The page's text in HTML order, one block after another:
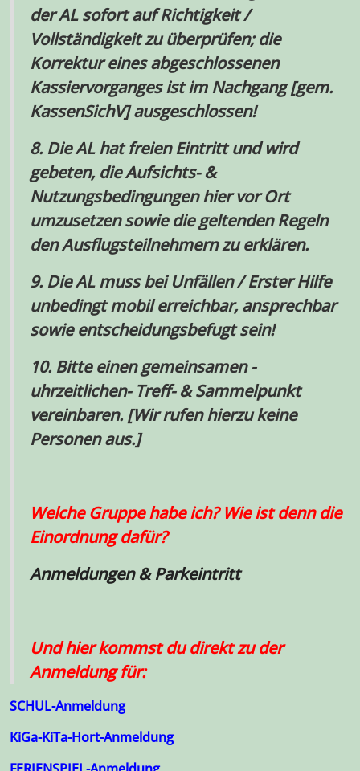
derALsofort auf Richtigkeit /
Vollständigkeit zu überprüfen; die
Korrektur eines abgeschlossenen
Kassiervorganges ist im Nachgang [gem.
KassenSichV] ausgeschlossen!
8. DieALhat freien Eintritt und wird
gebeten, die Aufsichts-&
Nutzungsbedingungen hier vor Ort
umzusetzen sowie die geltenden Regeln
den Ausflugsteilnehmern zu erklären.
9. DieALmuss bei Unfällen / Erster Hilfe
unbedingt mobil erreichbar, ansprechbar
sowie entscheidungsbefugt sein!
10. Bitte einen gemeinsamen -
uhrzeitlichen-Treff-&Sammelpunkt
vereinbaren. [Wir rufen hierzukeine
Personen aus.]
Welche Gruppe habe ich? Wie ist denn die
Einordnung dafür?
Anmeldungen & Parkeintritt
Und hier kommst du direkt zu der
Anmeldung für:
SCHUL-Anmeldung
KiGa-KiTa-Hort-Anmeldung